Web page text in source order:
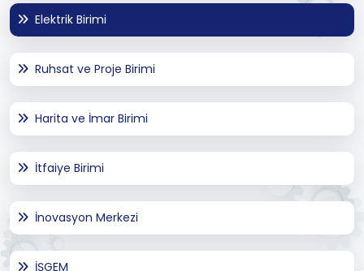
Elektrik Birimi
Ruhsat ve Proje Birimi
Harita ve İmar Birimi
İtfaiye Birimi
İnovasyon Merkezi
İŞGEM